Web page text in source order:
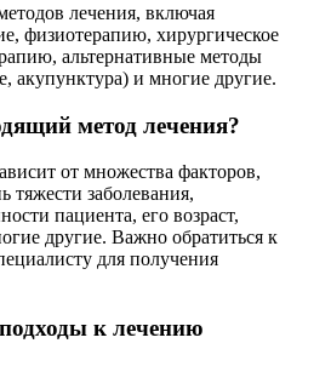
лечения, включая
физиотерапию, хирургическое
альтернативные методы
акупунктура) и многие другие.
метод лечения?
от множества факторов,
тяжести заболевания,
пациента, его возраст,
другие. Важно обратиться к
для получения
к лечению